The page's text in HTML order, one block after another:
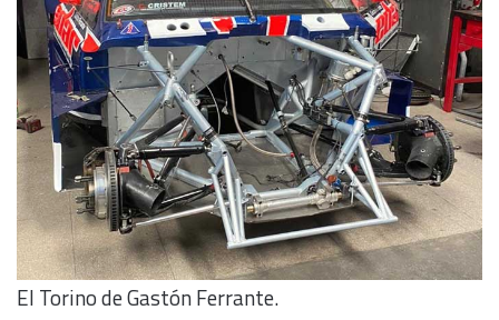
El Torino de Gastón Ferrante.